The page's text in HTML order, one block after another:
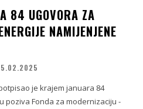
84 UGOVORA ZA
NAMIJENJENE
je krajem januara 84
poziva Fonda za modernizaciju -